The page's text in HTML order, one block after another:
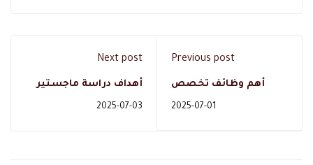
Previous post
أهم وظائف تخصص
2025-07-01
Next post
أهداف دراسة ماجستير
2025-07-03